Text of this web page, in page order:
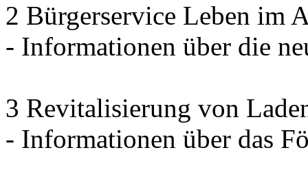
2 Bürgerservice Leben im
- Informationen über die
3 Revitalisierung von
- Informationen über das